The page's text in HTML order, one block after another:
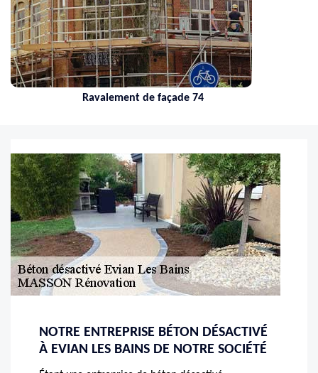
Ravalement de façade 74
NOTRE ENTREPRISE BÉTON DÉSACTIVÉ
À EVIAN LES BAINS DE NOTRE SOCIÉTÉ